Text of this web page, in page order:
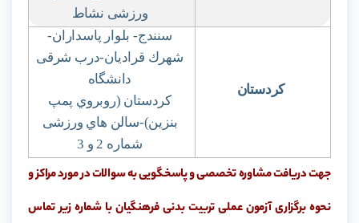
ورزشی نشاط
کردستان
سنندج- بلوار پاسداران-
شهرك قرادیان-درب شرقی
دانشگاه
کردستان (روبروي پمپ
بنزین)-سالن هاي ورزشی
شماره 2 و 3
جهت دریافت مشاوره تخصصی و پاسخگویی به سوالات در مورد مراکز و
نحوه برگزاری آزمون عملی تربیت بدنی فرهنگیانبا شماره زیر تماس